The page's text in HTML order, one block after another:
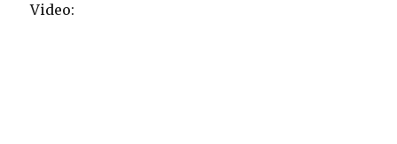
Video: